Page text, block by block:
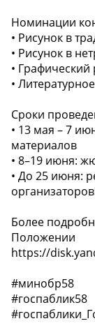
Номинации
• Рисунок в
• Рисунок в
• Графический
•
Сроки
• 13 мая – 7
материалов
• 8–19 июня:
• До 25 июня:
Более
Положении
https://
#минобр58
#госпаблик58